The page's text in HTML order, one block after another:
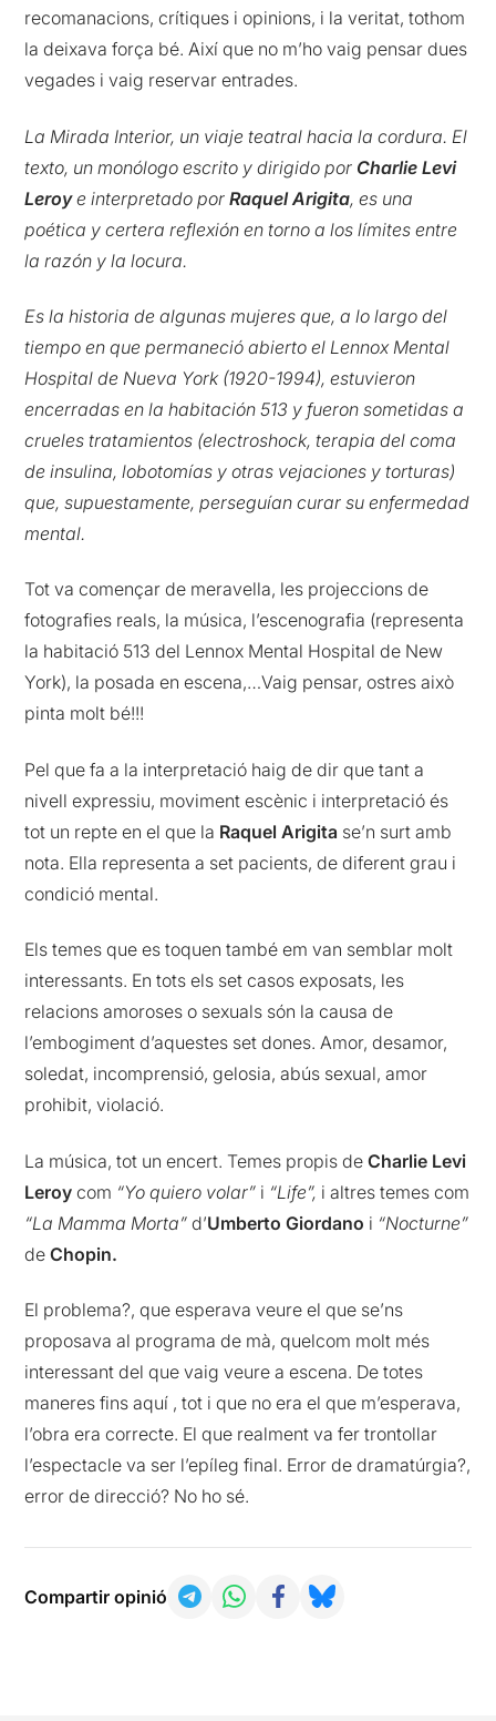
recomanacions, crítiques i opinions, i la veritat, tothom
la deixava força bé. Així que no m’ho vaig pensar dues
vegades i vaig reservar entrades.
La Mirada Interior, un viaje teatral hacia la cordura. El
texto, un monólogo escrito y dirigido por Charlie Levi
Leroye interpretado porRaquel Arigita, es una
poética y certera reflexión en torno a los límites entre
la razón y la locura.
Es la historia de algunas mujeres que, a lo largo del
tiempo en que permaneció abierto el Lennox Mental
Hospital de Nueva York (1920-1994), estuvieron
encerradas en la habitación 513 y fueron sometidas a
crueles tratamientos (electroshock, terapia del coma
de insulina, lobotomías y otras vejaciones y torturas)
que, supuestamente, perseguían curar su enfermedad
mental.
Tot va començar de meravella, les projeccions de
fotografies reals, la música, l’escenografia (representa
la habitació 513 del Lennox Mental Hospital de New
York), la posada en escena,…Vaig pensar, ostres això
pinta molt bé!!!
Pel que fa a la interpretació haig de dir que tant a
nivell expressiu, moviment escènic i interpretació és
tot un repte en el que la Raquel Arigita se’n surt amb
nota. Ella representa a set pacients, de diferent grau i
condició mental.
Els temes que es toquen també em van semblar molt
interessants. En tots els set casos exposats, les
relacions amoroses o sexuals són la causa de
l’embogiment d’aquestes set dones. Amor, desamor,
soledat, incomprensió, gelosia, abús sexual, amor
prohibit, violació.
La música, tot un encert. Temes propis deCharlie Levi
Leroy com “Yo quiero volar” i “Life”, i altres temes com
“La Mamma Morta” d’Umberto Giordano i “Nocturne”
deChopin.
El problema?, que esperava veure el que se’ns
proposava al programa de mà, quelcom molt més
interessant del que vaig veure a escena. De totes
maneres fins aquí , tot i que no era el que m’esperava,
l’obra era correcte. El que realment va fer trontollar
l’espectacle va ser l’epíleg final. Error de dramatúrgia?,
error de direcció? No ho sé.
Compartir opinió